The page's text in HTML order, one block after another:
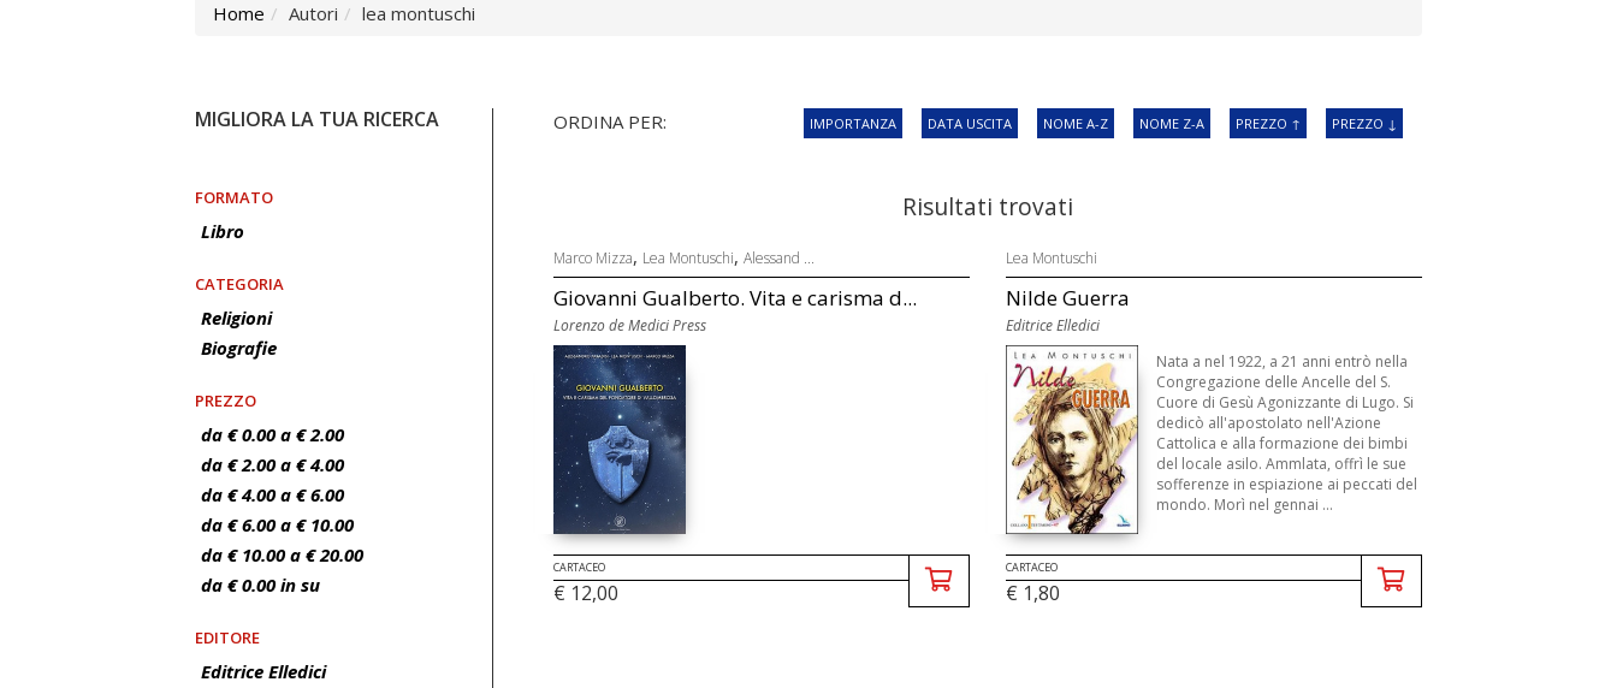
Home Autori lea montuschi
MIGLIORA LA TUA RICERCA
FORMATO
Libro
CATEGORIA
Religioni
Biografie
PREZZO
da € 0.00 a € 2.00
da € 2.00 a € 4.00
da € 4.00 a € 6.00
da € 6.00 a € 10.00
da € 10.00 a € 20.00
da € 0.00 in su
EDITORE
Editrice Elledici
ORDINA PER: IMPORTANZA DATA USCITA NOME A-Z NOME Z-A PREZZO ↑ PREZZO ↓
Risultati trovati
Marco Mizza, Lea Montuschi, Alessand ...
Giovanni Gualberto. Vita e carisma d...
Lorenzo de Medici Press
CARTACEO
€ 12,00
Lea Montuschi
Nilde Guerra
Editrice Elledici
Nata a nel 1922, a 21 anni entrò nella
Congregazione delle Ancelle del S.
Cuore di Gesù Agonizzante di Lugo. Si
dedicò all'apostolato nell'Azione
Cattolica e alla formazione dei bimbi
del locale asilo. Ammlata, offrì le sue
sofferenze in espiazione ai peccati del
mondo. Morì nel gennai ...
CARTACEO
€ 1,80